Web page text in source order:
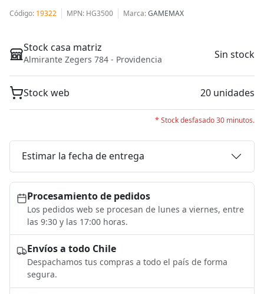
Código: 19322 MPN: HG3500 Marca:GAMEMAX
Stock casa matriz
Almirante Zegers 784 - Providencia Sin stock
Stock web 20 unidades
* Stock desfasado 30 minutos.
Estimar la fecha de entrega
Procesamiento de pedidos
Los pedidos web se procesan de lunes a viernes, entre
las 9:30 y las 17:00 horas.
Envíos a todo Chile
Despachamos tus compras a todo el país de forma
segura.